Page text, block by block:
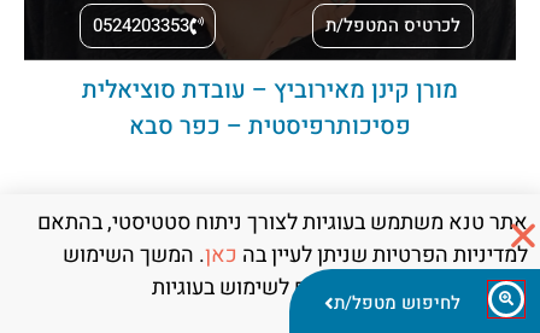
לכרטיס המטפל/ת 0524203353
מורן קינן מאירוביץ – עובדת סוציאלית
פסיכותרפיסטית – כפר סבא
אתר טנא משתמש בעוגיות לצורך ניתוח סטטיסטי, בהתאם
למדיניות הפרטיות שניתן לעיין בה כאן. המשך השימוש
באתר מהווה את הסכמתכם לשימוש בעוגיות
לחיפוש מטפל/ת